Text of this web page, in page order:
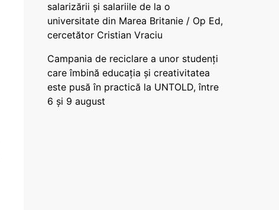
salarizării și salariile de la o
universitate din Marea Britanie / Op Ed,
cercetător Cristian Vraciu
Campania de reciclare a unor studenți
care îmbină educația și creativitatea
este pusă în practică la UNTOLD, între
6 și 9 august